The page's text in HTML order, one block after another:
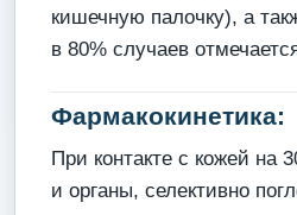
кишечную палочку), а
в 80% случаев
Фармакокинетика:
При контакте с кожей на
и органы, селективно